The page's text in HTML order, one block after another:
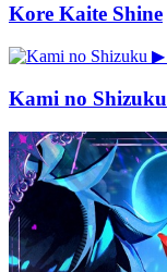
Kore Kaite Shine
▶
Kami no Shizuku